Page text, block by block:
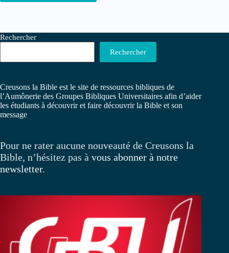
Rechercher
Rechercher
Creusons la Bible est le site de ressources bibliques de
l’Aumônerie des Groupes Bibliques Universitaires afin d’aider
les étudiants à découvrir et faire découvrir la Bible et son
message
Pour ne rater aucune nouveauté de Creusons la
Bible, n’hésitez pas à vous abonner à notre
newsletter.